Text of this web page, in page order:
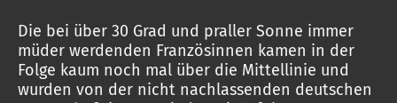
Die bei über 30 Grad und praller Sonne immer
müder werdenden Französinnen kamen in der
Folge kaum noch mal über die Mittellinie und
wurden von der nicht nachlassenden deutschen